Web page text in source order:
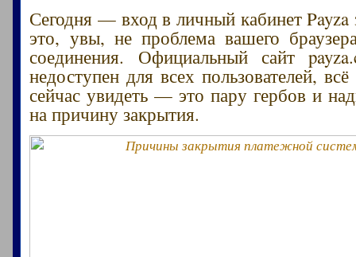
Сегодня — вход в личный кабинет Payza
это, увы, не проблема вашего
соединения. Официальный сайт
недоступен для всех пользователей,
сейчас увидеть — это пару гербов и
на причину закрытия.